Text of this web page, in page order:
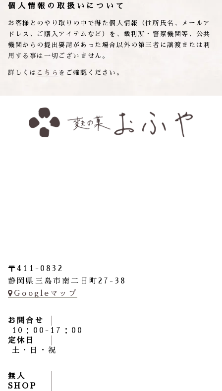
個人情報の取扱いについて
お客様とのやり取りの中で得た個人情報（住所氏名、メールア
ドレス、ご購入アイテムなど）を、裁判所・警察機関等、公共
機関からの提出要請があった場合以外の第三者に譲渡または利
用する事は一切ございません。
詳しくは こちら をご確認ください。
〒411-0832
静岡県三島市南二日町27-38
Googleマップ
お問合せ
10：00-17：00
定休日
土・日・祝
無人
SHOP